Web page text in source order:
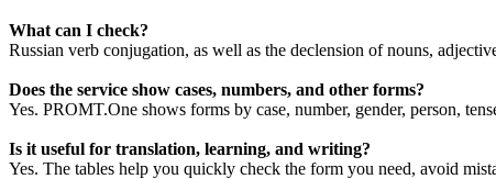
What can I check?
Russian verb conjugation, as well as the declension of nouns,
Does the service show cases, numbers, and other forms?
Yes. PROMT.One shows forms by case, number, gender, person,
Is it useful for translation, learning, and writing?
Yes. The tables help you quickly check the form you need, avoid